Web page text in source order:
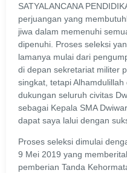
SATYALANCANA
perjuangan yang
jiwa dalam memenuhi
dipenuhi. Proses seleksi
lamanya mulai dari
di depan sekretariat militer
singkat, tetapi
dukungan seluruh civitas
sebagai Kepala SMA
dapat saya lalui dengan
Proses seleksi dimulai
9 Mei 2019 yang
pemberian Tanda